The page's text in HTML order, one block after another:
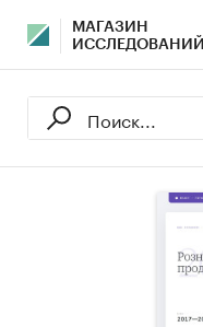
МАГАЗИН
ИССЛЕДОВАНИЙ